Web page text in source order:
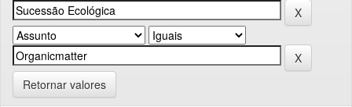
Retornar valores